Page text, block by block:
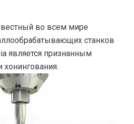
во всем мире
станков
является признанным
хонингования.